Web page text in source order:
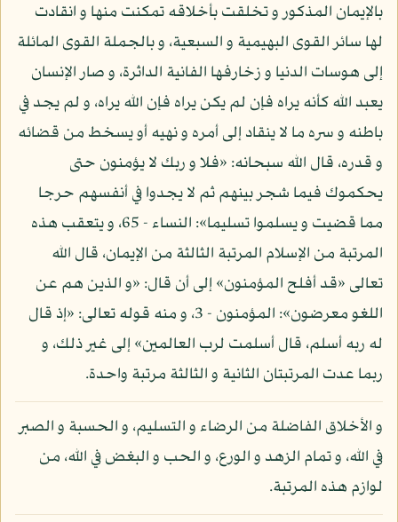
بالإيمان المذكور و تخلقت بأخلاقه تمكنت منها و انقادت
لها سائر القوى البهيمية و السبعية، و بالجملة القوى المائلة
إلى هوسات الدنيا و زخارفها الفانية الداثرة، و صار الإنسان
يعبد الله كأنه يراه فإن لم يكن يراه فإن الله يراه، و لم يجد في
باطنه و سره ما لا ينقاد إلى أمره و نهيه أو يسخط من قضائه
و قدره، قال الله سبحانه: «فلا و ربك لا يؤمنون حتى
يحكموك فيما شجر بينهم ثم لا يجدوا في أنفسهم حرجا
مما قضيت و يسلموا تسليما»: النساء - 65، و يتعقب هذه
المرتبة من الإسلام المرتبة الثالثة من الإيمان، قال الله
تعالى «قد أفلح المؤمنون» إلى أن قال: «و الذين هم عن
اللغو معرضون»: المؤمنون - 3، و منه قوله تعالى: «إذ قال
له ربه أسلم، قال أسلمت لرب العالمين» إلى غير ذلك، و
ربما عدت المرتبتان الثانية و الثالثة مرتبة واحدة.
و الأخلاق الفاضلة من الرضاء و التسليم، و الحسبة و الصبر
في الله، و تمام الزهد و الورع، و الحب و البغض في الله، من
لوازم هذه المرتبة.